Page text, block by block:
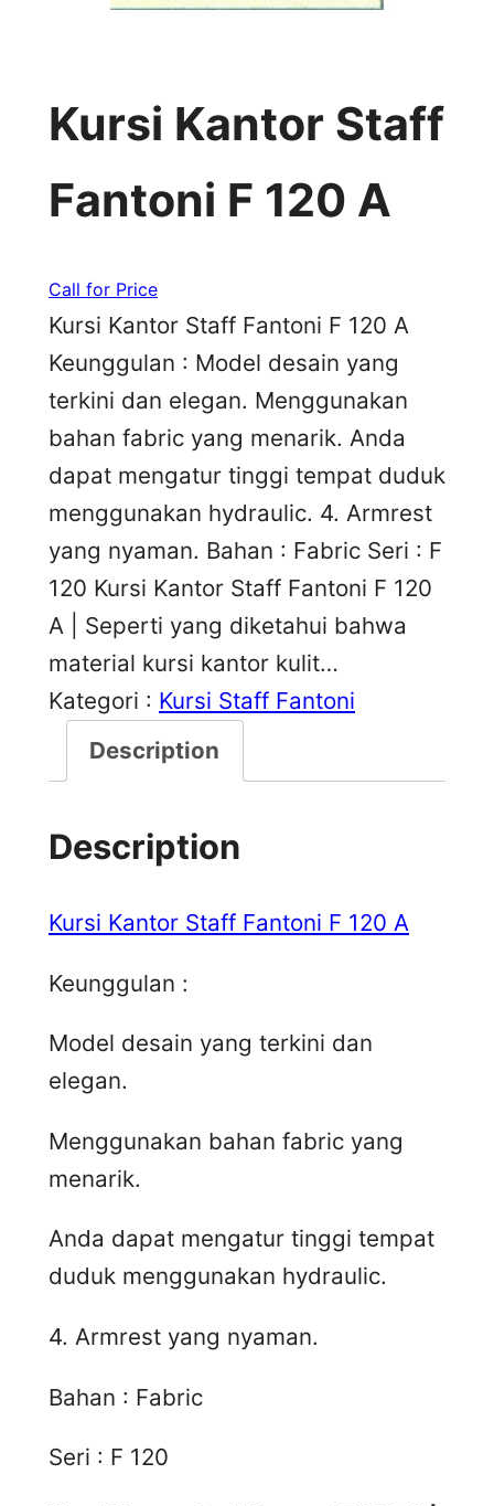
Kursi Kantor Staff
Fantoni F 120 A
Call for Price
Kursi Kantor Staff Fantoni F 120 A
Keunggulan : Model desain yang
terkini dan elegan. Menggunakan
bahan fabric yang menarik. Anda
dapat mengatur tinggi tempat duduk
menggunakan hydraulic. 4. Armrest
yang nyaman. Bahan : Fabric Seri : F
120 Kursi Kantor Staff Fantoni F 120
A | Seperti yang diketahui bahwa
material kursi kantor kulit…
Kategori : Kursi Staff Fantoni
Description
Description
Kursi Kantor Staff Fantoni F 120 A
Keunggulan :
Model desain yang terkini dan
elegan.
Menggunakan bahan fabric yang
menarik.
Anda dapat mengatur tinggi tempat
duduk menggunakan hydraulic.
4. Armrest yang nyaman.
Bahan : Fabric
Seri : F 120